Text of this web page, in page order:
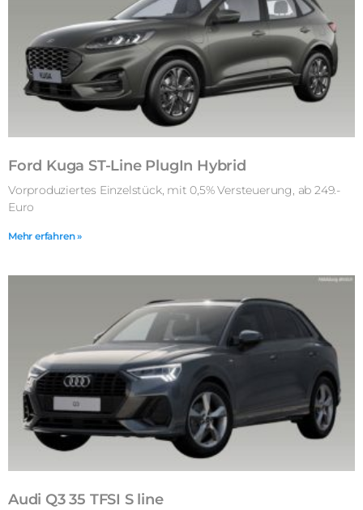
Ford Kuga ST-Line PlugIn Hybrid
Vorproduziertes Einzelstück, mit 0,5% Versteuerung, ab 249.-
Euro
Mehr erfahren »
Audi Q3 35 TFSI S line